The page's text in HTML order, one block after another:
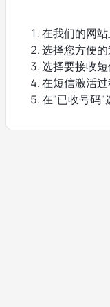
在我们的网站
选择您方便的
选择要接收短
在短信激活过
在"已收号码"